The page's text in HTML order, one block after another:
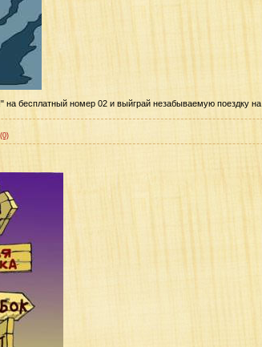
бесплатный номер 02 и выйграй незабываемую поездку на